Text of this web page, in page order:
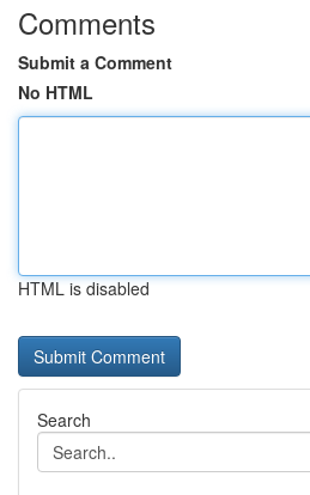
Comments
Submit a Comment
No HTML
HTML is disabled
Search